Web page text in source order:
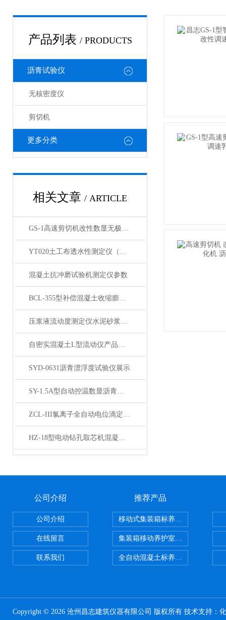
产品列表 / PRODUCTS
沥青试验仪
无核密度仪
剪切机
更多分类
相关文章 / ARTICLE
GS-1高速剪切机改性数显无极调速乳化机产品展示
YT020土工布透水性测定仪（台式）产品简介
混凝土抗冲磨试验机测定仪参数
BCL-355型补偿混凝土收缩膨胀仪 展示
压浆液流动度测定仪水泥砂浆稠度测定仪产品展示
自密实混凝土L型流动仪产品展示
SYD-0631沥青漂浮度试验仪展示
SY-1.5A型自动控温数显沥青延伸仪产品展示
ZCL-III氯离子全自动电位滴定仪分析仪产品展示
HZ-18型电动钻孔取芯机混凝土钻孔取芯机产品展示
公司介绍
公司介绍
在线留言
联系我们
推荐产品
移动式集装箱标养室 养护室设备
集装箱移动养护室 标养室
全自动混凝土标养室恒温恒湿设备
Copyright © 2026 沧州昌志建筑仪器有限公司 版权所有 技术支持：